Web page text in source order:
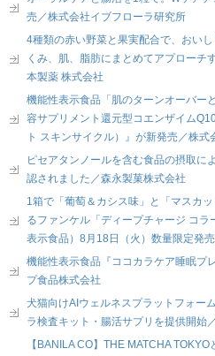
売／株式会社イブフローラ研究所
4種類の赤い野菜と果実配合で、おい
くみ、肌、脂肪にまとめてアプローチ
本製薬 株式会社
機能性表示食品「肌のターンオーバー
容サプリメント還元型コエンザイム
ト スキンサイクル）』が新発売／株式
ピセアタンノールを含む食品の摂取に
認されました／森永製菓株式会社
1箱で「葡萄＆カシス味」と「マスカ
るファンケル「ディープチャージ コ
表示食品）8月18日（火）数量限定発
機能性表示食品『ココカラケア睡眠プ
プ食品株式会社
犬猫向けAIウェルネスプラットフォー
ラ検査キット・腸活サプリを提供開始
【BANILA CO】THE MATCHA